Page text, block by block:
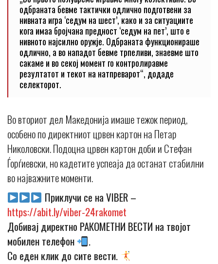
одбраната бевме тактички одлично подготвени за
нивната игра ‘седум на шест’, како и за ситуациите
кога имаа бројчана предност ‘седум на пет’, што е
нивното најсилно оружје. Одбраната функционираше
одлично, а во нападот бевме трпеливи, знаевме што
сакаме и во секој момент го контролиравме
резултатот и текот на натпреварот“, додаде
селекторот.
Во вториот дел Македонија имаше тежок период,
особено по директниот црвен картон на Петар
Николовски. Подоцна црвен картон доби и Стефан
Ѓорѓиевски, но кадетите успеаја да останат стабилни
во најважните моменти.
Приклучи се на VIBER –
https://abit.ly/viber-24rakomet
Добивај директно РАКОМЕТНИ ВЕСТИ на твојот
мобилен телефон
.
Со еден клик до сите вести.